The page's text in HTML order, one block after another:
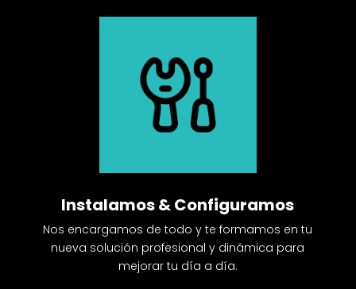
Instalamos & Configuramos
Nos encargamos de todo y te formamos en tu
nueva solución profesional y dinámica para
mejorar tu día a día.